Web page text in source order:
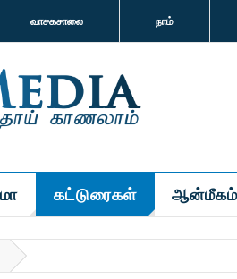
வாசகசாலை நாம்
கட்டுரைகள் ஆன்மீகம்